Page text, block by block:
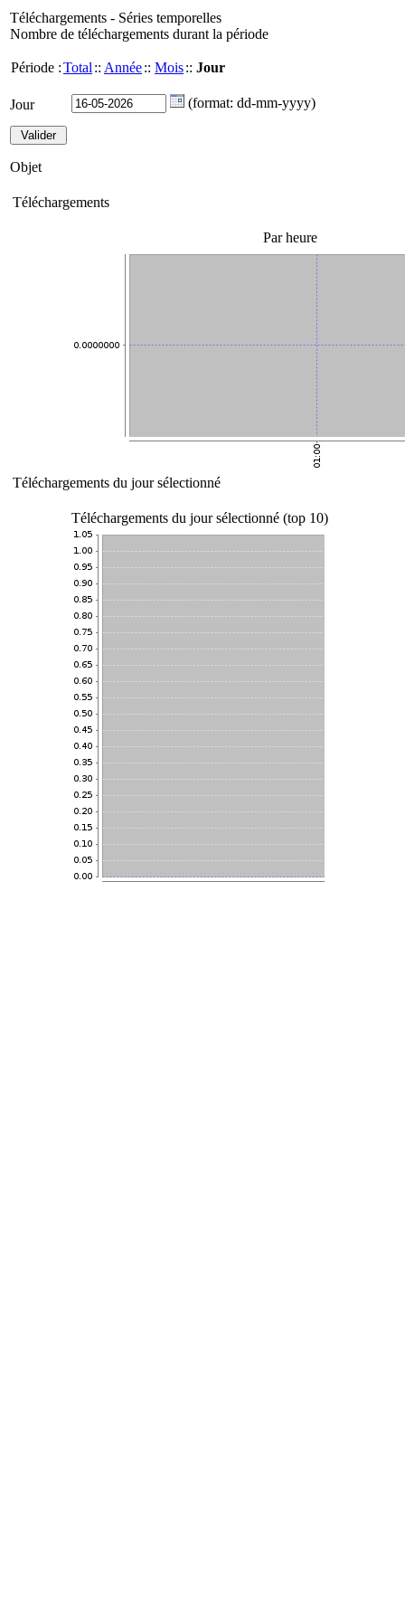
Téléchargements - Séries temporelles
Nombre de téléchargements durant la période
Période :Total :: Année:: Mois:: Jour
Jour (format: dd-mm-yyyy)
Objet
Téléchargements
Par heure
Téléchargements du jour sélectionné
Téléchargements du jour sélectionné (top 10)